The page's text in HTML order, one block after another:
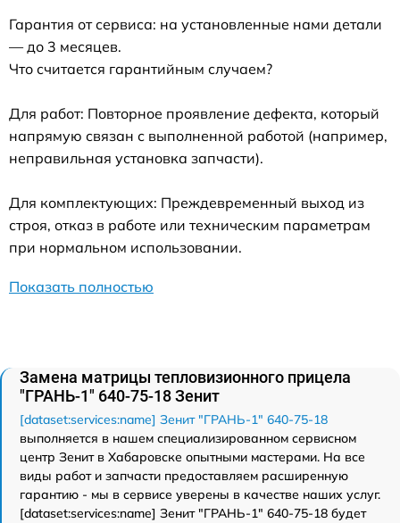
Гарантия от сервиса: на установленные нами детали
— до 3 месяцев.
Что считается гарантийным случаем?
Для работ: Повторное проявление дефекта, который
напрямую связан с выполненной работой (например,
неправильная установка запчасти).
Для комплектующих: Преждевременный выход из
строя, отказ в работе или техническим параметрам
при нормальном использовании.
Показать полностью
Замена матрицы тепловизионного прицела
"ГРАНЬ-1" 640-75-18 Зенит
[dataset:services:name] Зенит "ГРАНЬ-1" 640-75-18
выполняется в нашем специализированном сервисном
центр Зенит в Хабаровске опытными мастерами. На все
виды работ и запчасти предоставляем расширенную
гарантию - мы в сервисе уверены в качестве наших услуг.
[dataset:services:name] Зенит "ГРАНЬ-1" 640-75-18 будет